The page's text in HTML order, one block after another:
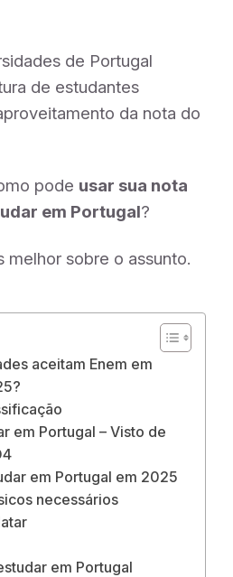
de Portugal
de estudantes
da nota do
pode usar sua nota
em Portugal?
sobre o assunto.
aceitam Enem em
em Portugal – Visto de
em Portugal em 2025
necessários
em Portugal